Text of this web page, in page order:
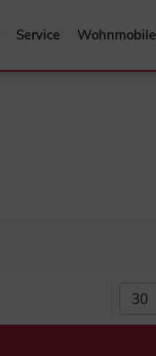
Service Wohnmobile
30